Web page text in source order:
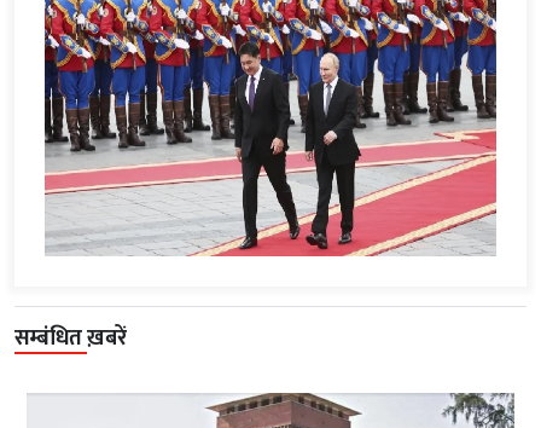
सम्बंधित ख़बरें